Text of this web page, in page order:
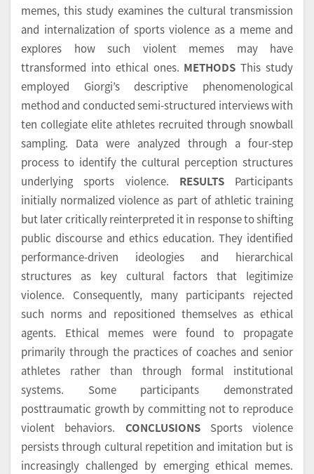
memes, this study examines the cultural transmission
and internalization of sports violence as a meme and
explores how such violent memes may have
ttransformed into ethical ones. METHODS This study
employed Giorgi’s descriptive phenomenological
method and conducted semi-structured interviews with
ten collegiate elite athletes recruited through snowball
sampling. Data were analyzed through a four-step
process to identify the cultural perception structures
underlying sports violence. RESULTSParticipants
initially normalized violence as part of athletic training
but later critically reinterpreted it in response to shifting
public discourse and ethics education. They identified
performance-driven ideologies and hierarchical
structures as key cultural factors that legitimize
violence. Consequently, many participants rejected
such norms and repositioned themselves as ethical
agents. Ethical memes were found to propagate
primarily through the practices of coaches and senior
athletes rather than through formal institutional
systems. Some participants demonstrated
posttraumatic growth by committing not to reproduce
violent behaviors. CONCLUSIONSSports violence
persists through cultural repetition and imitation but is
increasingly challenged by emerging ethical memes.